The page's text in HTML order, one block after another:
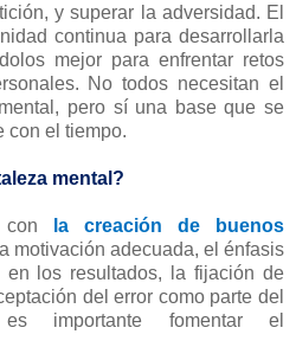
y superar la adversidad. El
continua para desarrollarla
mejor para enfrentar retos
No todos necesitan el
pero sí una base que se
con el tiempo.
mental?
con
la creación de buenos
motivación adecuada, el énfasis
los resultados, la fijación de
del error como parte del
es importante fomentar el